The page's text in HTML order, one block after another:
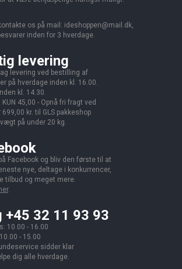
os på mail: ideshoppen@mail.dk,
inden for 3 hverdage.
levering
levering ved bestilling af
på hverdage inden kl. 16.00.
kl. 14.30.
KUN 45,00 - Opnå fri fragt ved
699,00 kr. til GLS pakkeshop
på under 20 kg.
Facebook og bliv den første til at
nye, deltage i konkurrencer,
tilbud og meget mere.
her.
+45 32 11 93 93
10.00 - 16.00
- 15.00
sidder klar
dig alle hverdage.